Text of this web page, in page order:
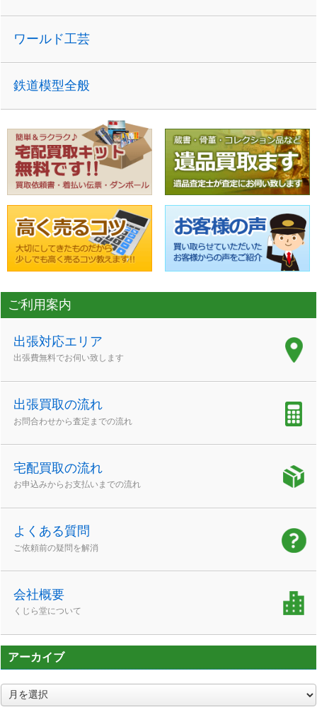
ワールド工芸
鉄道模型全般
ご利用案内
出張対応エリア
出張費無料でお伺い致します
出張買取の流れ
お問合わせから査定までの流れ
宅配買取の流れ
お申込みからお支払いまでの流れ
よくある質問
ご依頼前の疑問を解消
会社概要
くじら堂について
アーカイブ
ア
ー